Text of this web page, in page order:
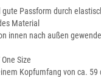
Passform durch
Material
innen nach außen
Size
Kopfumfang von ca.